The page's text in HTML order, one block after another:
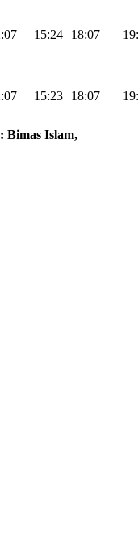
15:24 18:07
15:23 18:07
Bimas Islam,